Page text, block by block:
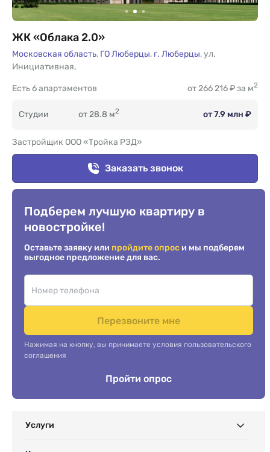
ЖК «Облака 2.0»
Московская область, ГО Люберцы, г. Люберцы,ул.
Инициативная,
6 апартаментов
Есть от 266 216 ₽ за м2
Студии от 28.8 м2 от 7.9 млн ₽
Застройщик ООО «Тройка РЭД»
Заказать звонок
Подберем лучшую квартиру в
новостройке!
Оставьте заявку или пройдите опрос и мы подберем
выгодное предложение для вас.
Перезвоните мне
Нажимая на кнопку, вы принимаете условия пользовательского
соглашения
Пройти опрос
Услуги